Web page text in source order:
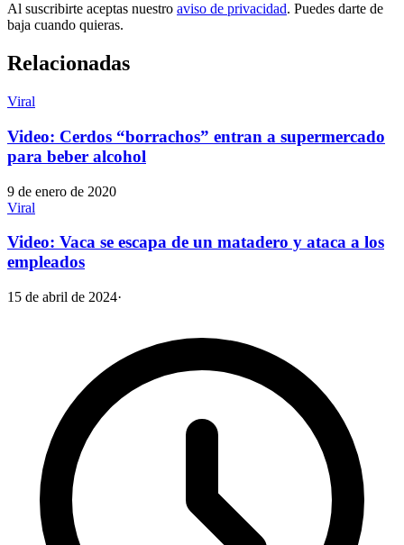
Al suscribirte aceptas nuestro aviso de privacidad. Puedes darte de
baja cuando quieras.
Relacionadas
Viral
Video: Cerdos “borrachos” entran a supermercado
para beber alcohol
9 de enero de 2020
Viral
Video: Vaca se escapa de un matadero y ataca a los
empleados
15 de abril de 2024·